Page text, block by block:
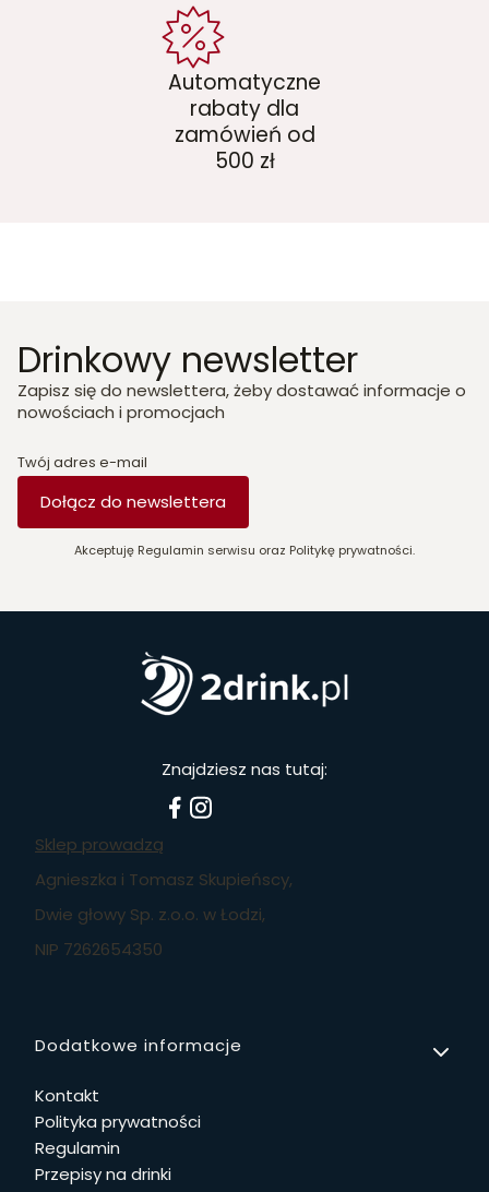
Automatyczne
rabaty dla
zamówień od
500 zł
Drinkowy newsletter
Zapisz się do newslettera, żeby dostawać informacje o
nowościach i promocjach
Twój adres e-mail
Dołącz do newslettera
Akceptuję Regulamin serwisu oraz Politykę prywatności.
Znajdziesz nas tutaj:
Sklep prowadzą
Agnieszka i Tomasz Skupieńscy,
Dwie głowy Sp. z.o.o. w Łodzi,
NIP 7262654350
Linki w stopce
Dodatkowe informacje
Kontakt
Polityka prywatności
Regulamin
Przepisy na drinki